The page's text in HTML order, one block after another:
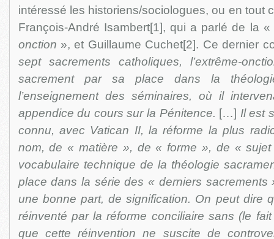
intéressé les historiens/sociologues, ou en tout
François-André Isambert[1], qui a parlé de la «
onction », et Guillaume Cuchet[2]. Ce dernier
sept sacrements catholiques, l’extrême-
sacrement par sa place dans la
l’enseignement des séminaires, où il
appendice du cours sur la Pénitence. […] Il est
connu, avec Vatican II, la réforme la plus
nom, de « matière », de « forme », de «
vocabulaire technique de la théologie
place dans la série des « derniers sacrements
une bonne part, de signification. On peut dire
réinventé par la réforme conciliaire sans (le fait
que cette réinvention ne suscite de